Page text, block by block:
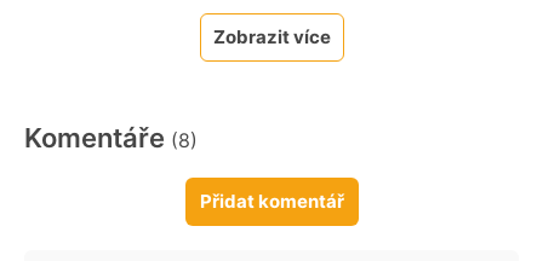
Zobrazit více
Komentáře (8)
Přidat komentář